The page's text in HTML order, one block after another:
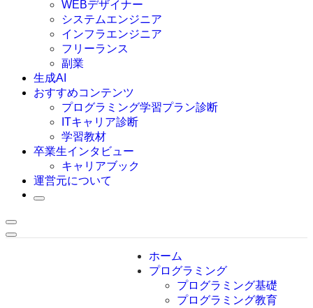
Go言語
Kotlin
Java
JavaScript
Swift
Ruby
その他言語
WEBデザイナー
システムエンジニア
インフラエンジニア
フリーランス
副業
生成AI
おすすめコンテンツ
プログラミング学習プラン診断
ITキャリア診断
学習教材
卒業生インタビュー
キャリアブック
運営元について
ホーム
プログラミング
プログラミング基礎
プログラミング教育